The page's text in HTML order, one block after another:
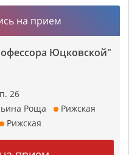
на прием
Юцковской"
26
Роща
Рижская
Рижская